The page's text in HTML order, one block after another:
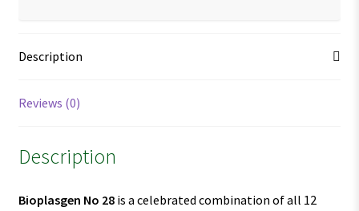
Description
Reviews (0)
Description
Bioplasgen No 28is a celebrated combination of all 12